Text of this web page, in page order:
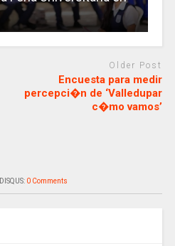
Older Post
Encuesta para medir
percepci�n de ‘Valledupar
c�mo vamos’
DISQUS: 0 Comments